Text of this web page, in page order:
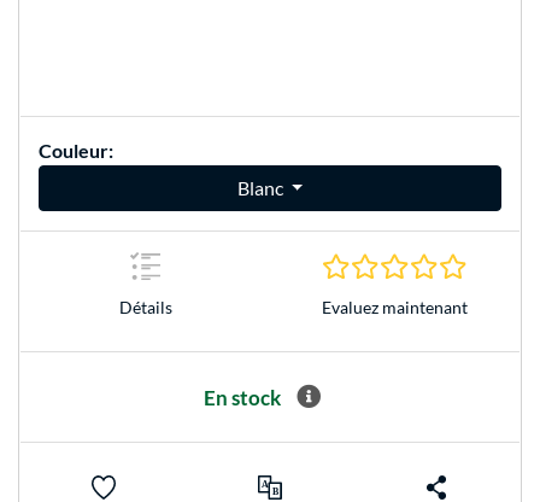
Couleur:
Blanc
Détails Evaluez maintenant
En stock